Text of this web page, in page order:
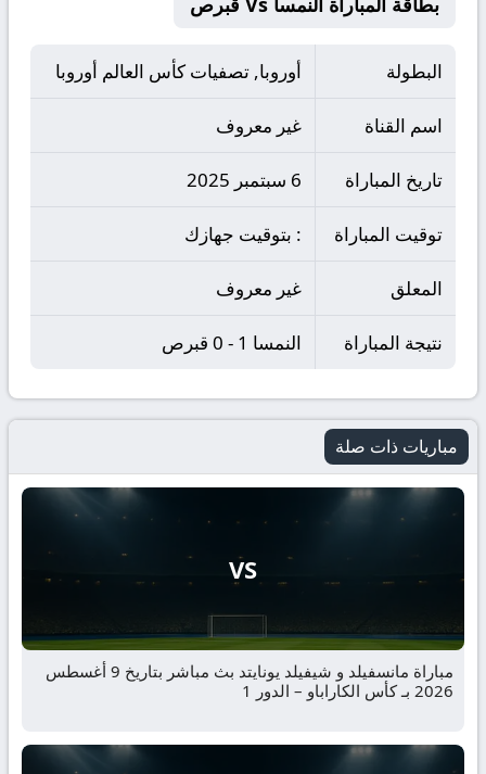
البطولة أوروبا, تصفيات كأس العالم أوروبا
اسم القناة غير معروف
تاريخ المباراة 6 سبتمبر 2025
توقيت المباراة : بتوقيت جهازك
المعلق غير معروف
نتيجة المباراة النمسا 1 - 0 قبرص
مباريات ذات صلة
VS
مباراة مانسفيلد و شيفيلد يونايتد بث مباشر بتاريخ 9 أغسطس
2026 بـ كأس الكاراباو – الدور 1